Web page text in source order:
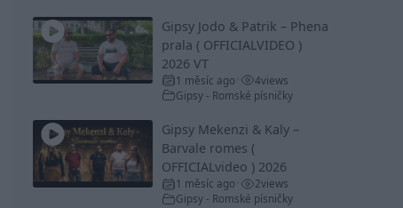
Gipsy Jodo & Patrik – Phena
prala ( OFFICIALVIDEO )
2026 VT
1 měsíc ago 4views
Gipsy - Romské písničky
Gipsy Mekenzi & Kaly –
Barvale romes (
OFFICIALvideo ) 2026
1 měsíc ago 2views
Gipsy - Romské písničky